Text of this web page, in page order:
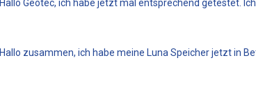
Hallo Geotec, ich habe jetzt mal entsprechend getestet.
Hallo zusammen, ich habe meine Luna Speicher jetzt in